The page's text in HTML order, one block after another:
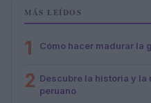
MÁS LEÍDOS
1 Cómo hacer madurar la
2 Descubre la historia y
peruano